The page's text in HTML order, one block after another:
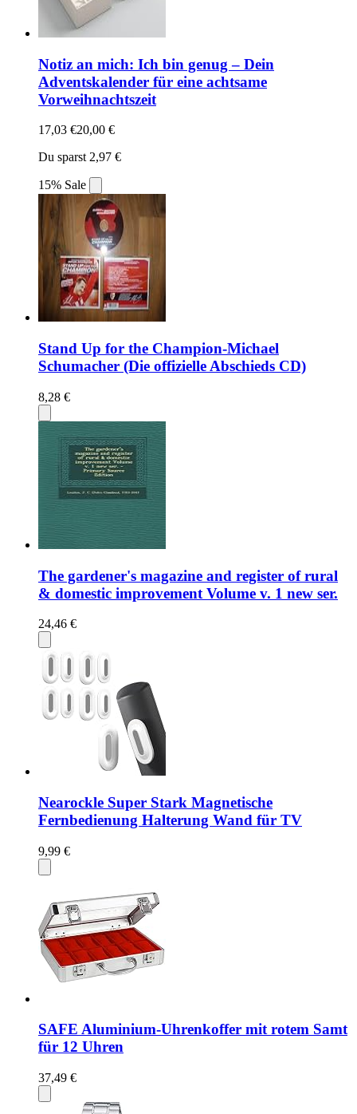
Notiz an mich: Ich bin genug – Dein
Adventskalender für eine achtsame
Vorweihnachtszeit
17,03 €20,00 €
Du sparst 2,97 €
15% Sale
Stand Up for the Champion-Michael
Schumacher (Die offizielle Abschieds CD)
8,28 €
The gardener's magazine and register of rural
& domestic improvement Volume v. 1 new ser.
24,46 €
Nearockle Super Stark Magnetische
Fernbedienung Halterung Wand für TV
9,99 €
SAFE Aluminium-Uhrenkoffer mit rotem Samt
für 12 Uhren
37,49 €